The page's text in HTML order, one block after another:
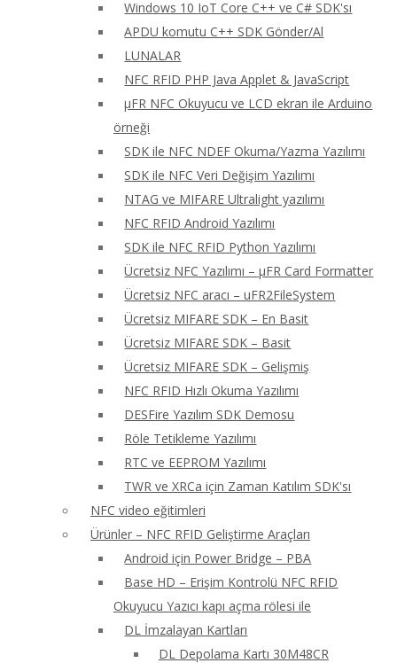
Windows 10 IoT Core C++ ve C# SDK'sı
APDU komutu C++ SDK Gönder/Al
LUNALAR
NFC RFID PHP Java Applet & JavaScript
μFR NFC Okuyucu ve LCD ekran ile Arduino
örneği
SDK ile NFC NDEF Okuma/Yazma Yazılımı
SDK ile NFC Veri Değişim Yazılımı
NTAG ve MIFARE Ultralight yazılımı
NFC RFID Android Yazılımı
SDK ile NFC RFID Python Yazılımı
Ücretsiz NFC Yazılımı – μFR Card Formatter
Ücretsiz NFC aracı – uFR2FileSystem
Ücretsiz MIFARE SDK – En Basit
Ücretsiz MIFARE SDK – Basit
Ücretsiz MIFARE SDK – Gelişmiş
NFC RFID Hızlı Okuma Yazılımı
DESFire Yazılım SDK Demosu
Röle Tetikleme Yazılımı
RTC ve EEPROM Yazılımı
TWR ve XRCa için Zaman Katılım SDK'sı
NFC video eğitimleri
Ürünler – NFC RFID Geliştirme Araçları
Android için Power Bridge – PBA
Base HD – Erişim Kontrolü NFC RFID
Okuyucu Yazıcı kapı açma rölesi ile
DL İmzalayan Kartları
DL Depolama Kartı 30M48CR